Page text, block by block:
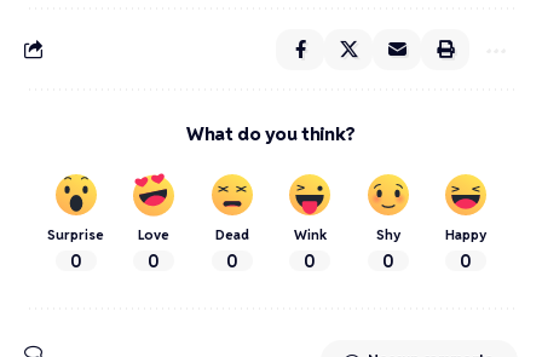
What do you think?
Surprise
0
Love
0
Dead
0
Wink
0
Shy
0
Happy
0